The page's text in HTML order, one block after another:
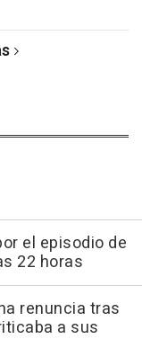
el episodio de
22 horas
renuncia tras
a sus